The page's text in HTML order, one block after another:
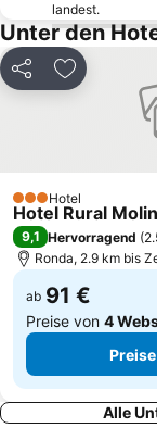
Playa Guadalmina
La Venus
Río Verde
Café Schokolade
Guadalmina Golf
Convention & Exhibition
landest.
Unter den
Teilen Zu
3 Sterne
Hotel
Hotel Rural
9,1 Hervorragend (
Ronda, 2.9 km bis
ab 91 €
Preise von 4
Alle